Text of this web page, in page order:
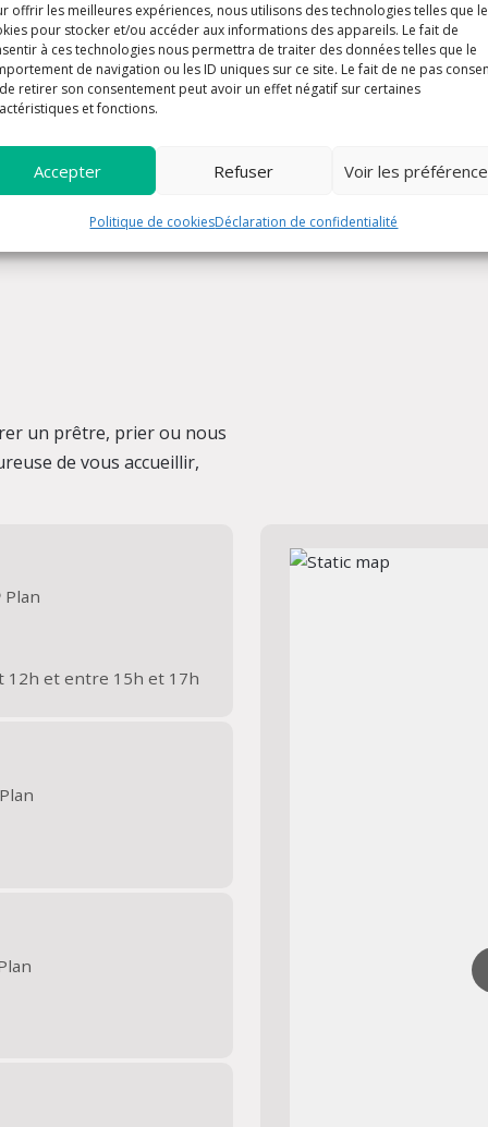
offrir les meilleures expériences, nous utilisons des technologies telles que
pour stocker et/ou accéder aux informations des appareils. Le fait de
à ces technologies nous permettra de traiter des données telles que le
de navigation ou les ID uniques sur ce site. Le fait de ne pas
retirer son consentement peut avoir un effet négatif sur certaines
et fonctions.
Accepter Refuser Voir les
Politique de cookiesDéclaration de confidentialité
collège-
un prêtre, prier ou nous
de vous accueillir,
Plan
12h et entre 15h et 17h
Plan